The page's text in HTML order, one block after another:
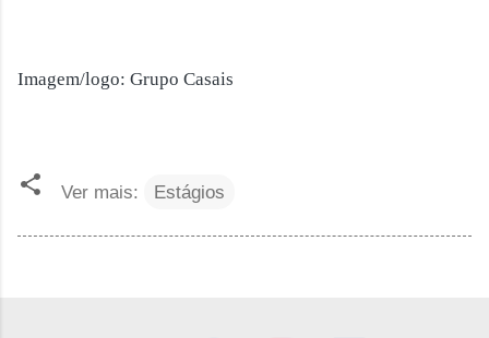
Imagem/logo: Grupo Casais
Ver mais: Estágios